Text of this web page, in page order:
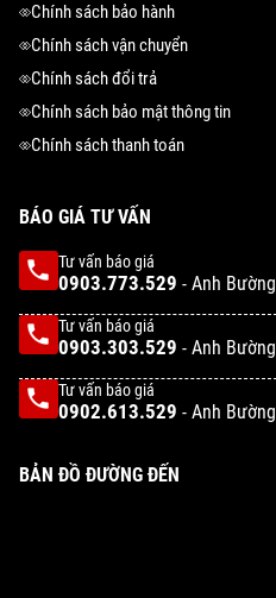
Chính sách bảo hành
Chính sách vận chuyển
Chính sách đổi trả
Chính sách bảo mật thông tin
Chính sách thanh toán
BÁO GIÁ TƯ VẤN
Tư vấn báo giá
0903.773.529 - Anh Bường
Tư vấn báo giá
0903.303.529 - Anh Bường
Tư vấn báo giá
0902.613.529 - Anh Bường
BẢN ĐỒ ĐƯỜNG ĐẾN